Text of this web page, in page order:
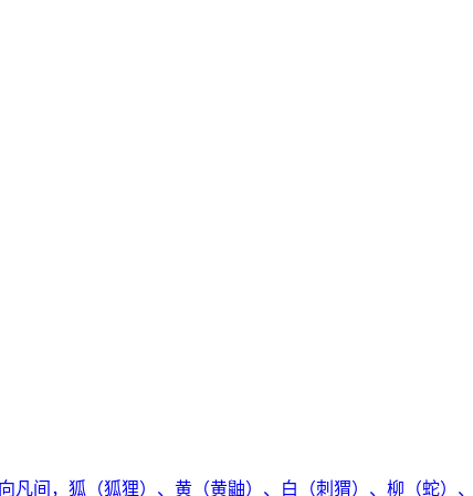
凡间，狐（狐狸）、黄（黄鼬）、白（刺猬）、柳（蛇）